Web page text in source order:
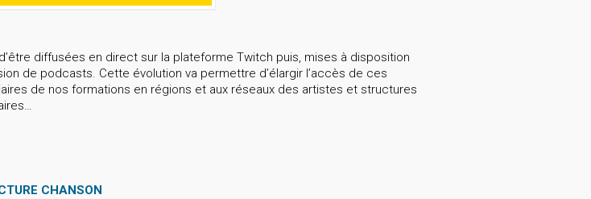
diffusées en direct sur la plateforme Twitch puis, mises à disposition
de podcasts. Cette évolution va permettre d’élargir l’accès de ces
de nos formations en régions et aux réseaux des artistes et structures
CHANSON